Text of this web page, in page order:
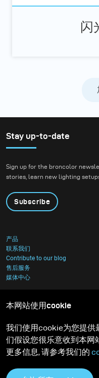
闪
Stay up-to-date
Sign up for the broncolor
stories, learn new lighting
Subscribe
产品
联系我们
Contribute to our blog
售后服务
媒体中心
本网站使用cookie
我们使用cookie为您提供
们假设您很乐意收到本
更多信息, 请参考我们的